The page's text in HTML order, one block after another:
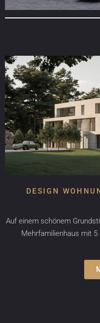
DESIGN
Auf einem schönem
Mehrfamilienhaus mit 5